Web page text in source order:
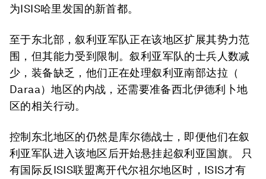
为ISIS哈里发国的新首都。
至于东北部，叙利亚军队正在该地区扩展其势力范
围，但其能力受到限制。叙利亚军队的士兵人数减
少，装备缺乏，他们正在处理叙利亚南部达拉（
Daraa）地区的内战，还需要准备西北伊德利卜地
区的相关行动。
控制东北地区的仍然是库尔德战士，即便他们在叙
利亚军队进入该地区后开始悬挂起叙利亚国旗。 只
有国际反ISIS联盟离开代尔祖尔地区时，ISIS才有